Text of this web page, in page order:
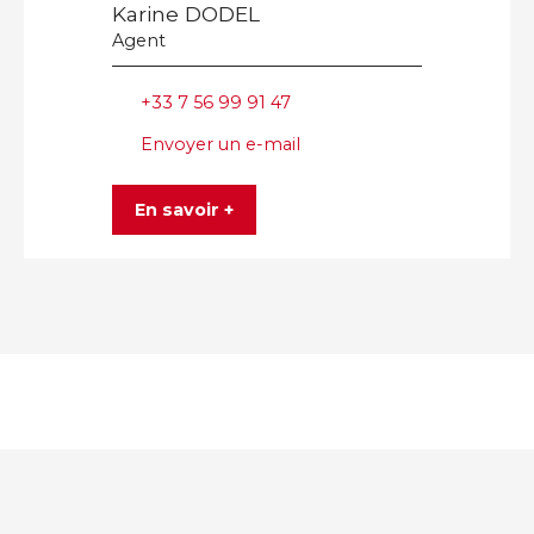
Karine DODEL
Agent
+33 7 56 99 91 47
Envoyer un e-mail
En savoir +